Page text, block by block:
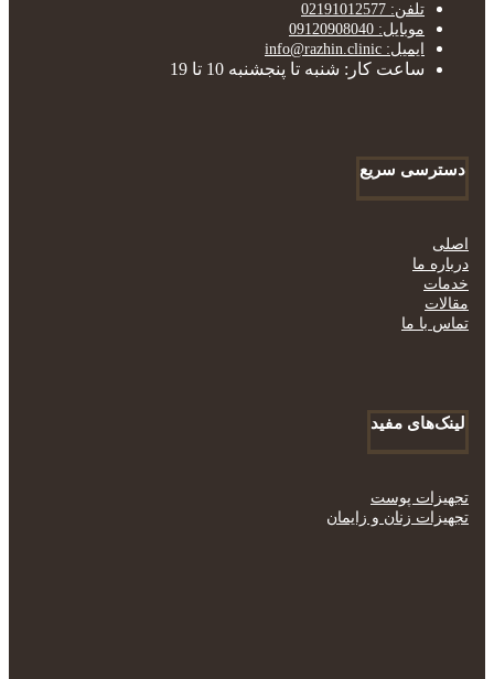
تلفن: 02191012577
موبایل: 09120908040
ایمیل: info@razhin.clinic
ساعت کار: شنبه تا پنجشنبه 10 تا 19
دسترسی سریع
اصلی
درباره ما
خدمات
مقالات
تماس با ما
لینک‌های مفید
تجهیزات پوست
تجهیزات زنان و زایمان